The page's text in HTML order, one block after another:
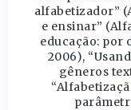
alfabetizador”
e ensinar”
educação: por
2006),
gêneros